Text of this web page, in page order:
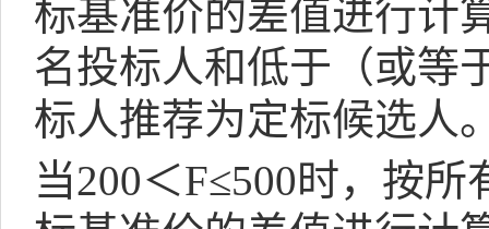
标基准价的差值进行计
名投标人和低于（或等
标人推荐为定标候选人
当200＜F≤500时，按所